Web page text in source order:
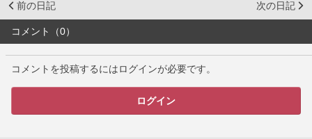
前の日記 次の日記
コメント（0）
コメントを投稿するにはログインが必要です。
ログイン